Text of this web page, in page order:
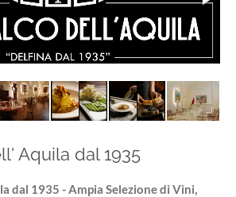
Aquila dal 1935
dal 1935 -Ampia Selezione di Vini,